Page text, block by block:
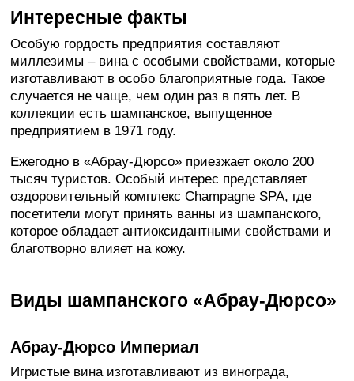
Интересные факты
Особую гордость предприятия составляют
миллезимы – вина с особыми свойствами, которые
изготавливают в особо благоприятные года. Такое
случается не чаще, чем один раз в пять лет. В
коллекции есть шампанское, выпущенное
предприятием в 1971 году.
Ежегодно в «Абрау-Дюрсо» приезжает около 200
тысяч туристов. Особый интерес представляет
оздоровительный комплекс Champagne SPA, где
посетители могут принять ванны из шампанского,
которое обладает антиоксидантными свойствами и
благотворно влияет на кожу.
Виды шампанского «Абрау-Дюрсо»
Абрау-Дюрсо Империал
Игристые вина изготавливают из винограда,